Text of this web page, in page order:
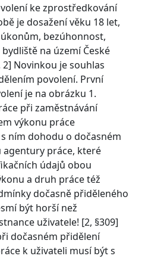
ke zprostředkování
je dosažení věku 18 let,
bezúhonnost,
na území České
Novinkou je souhlas
povolení. První
je na obrázku 1.
při zaměstnávání
výkonu práce
ním dohodu o dočasném
práce, které
údajů obou
a druh práce též
dočasně přiděleného
být horší než
uživatele! [2, §309]
dočasném přidělení
k uživateli musí být s